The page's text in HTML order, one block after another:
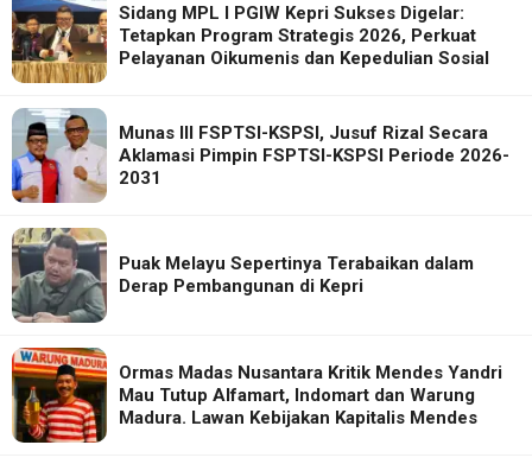
Sidang MPL I PGIW Kepri Sukses Digelar:
Tetapkan Program Strategis 2026, Perkuat
Pelayanan Oikumenis dan Kepedulian Sosial
Munas III FSPTSI-KSPSI, Jusuf Rizal Secara
Aklamasi Pimpin FSPTSI-KSPSI Periode 2026-
2031
Puak Melayu Sepertinya Terabaikan dalam
Derap Pembangunan di Kepri
Ormas Madas Nusantara Kritik Mendes Yandri
Mau Tutup Alfamart, Indomart dan Warung
Madura. Lawan Kebijakan Kapitalis Mendes